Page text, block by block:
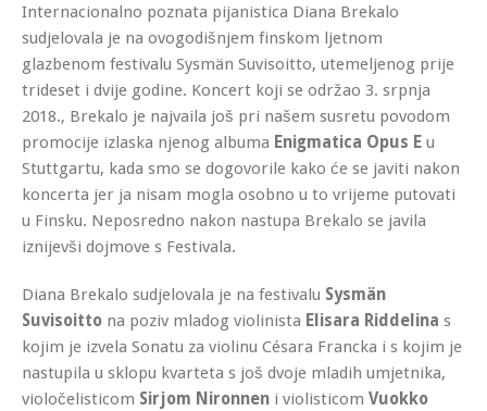
Internacionalno poznata pijanistica Diana Brekalo
sudjelovala je na ovogodišnjem finskom ljetnom
glazbenom festivalu Sysmän Suvisoitto, utemeljenog prije
trideset i dvije godine. Koncert koji se održao 3. srpnja
2018., Brekalo je najvaila još pri našem susretu povodom
promocije izlaska njenog albuma Enigmatica Opus E u
Stuttgartu, kada smo se dogovorile kako će se javiti nakon
koncerta jer ja nisam mogla osobno u to vrijeme putovati
u Finsku. Neposredno nakon nastupa Brekalo se javila
iznijevši dojmove s Festivala.
Diana Brekalo sudjelovala je na festivalu Sysmän
Suvisoitto na poziv mladog violinista Elisara Riddelina s
kojim je izvela Sonatu za violinu Césara Francka i s kojim je
nastupila u sklopu kvarteta s još dvoje mladih umjetnika,
violočelisticom Sirjom Nironnen i violisticom Vuokko